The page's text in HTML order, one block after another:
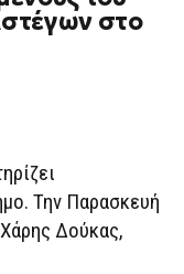
στο
Την Παρασκευή
Δούκας,